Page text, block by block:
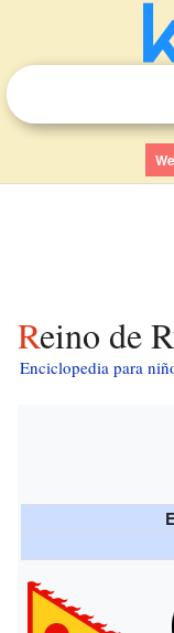
Reino de
Enciclopedia para